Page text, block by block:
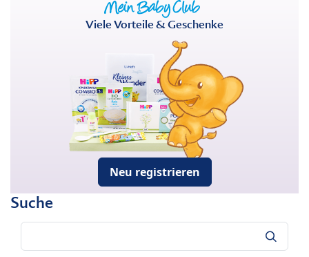
Viele Vorteile & Geschenke
Neu registrieren
Suche